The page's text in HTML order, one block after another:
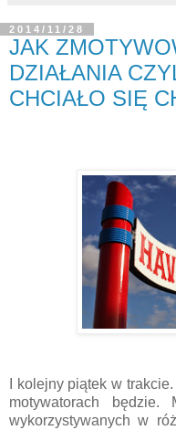
2014/11/28
JAK
DZIAŁANIA
CHCIAŁO SIĘ
I kolejny piątek w
motywatorach będzie.
wykorzystywanych w